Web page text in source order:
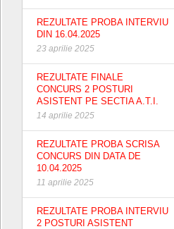
REZULTATE PROBA INTERVIU
DIN 16.04.2025
23 aprilie 2025
REZULTATE FINALE
CONCURS 2 POSTURI
ASISTENT PE SECTIA A.T.I.
14 aprilie 2025
REZULTATE PROBA SCRISA
CONCURS DIN DATA DE
10.04.2025
11 aprilie 2025
REZULTATE PROBA INTERVIU
2 POSTURI ASISTENT